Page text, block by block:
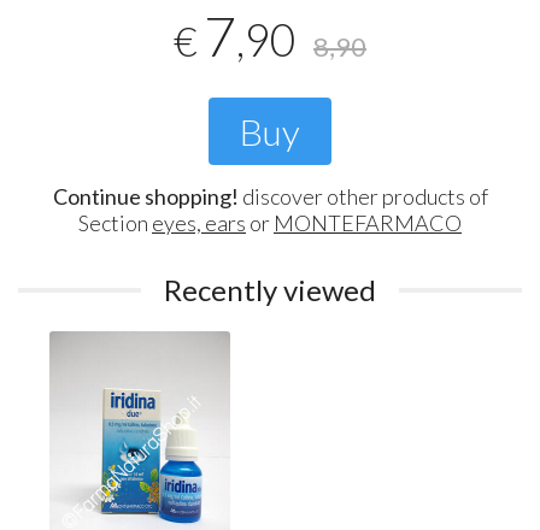
€ 7,90 8,90
Buy
Continue shopping! discover other products of
Section eyes, ears or MONTEFARMACO
Recently viewed